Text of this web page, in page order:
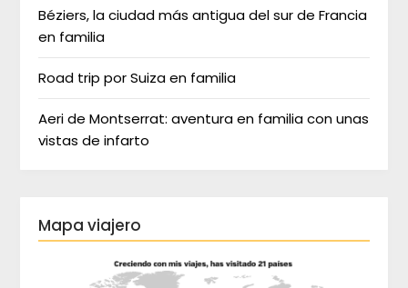
Béziers, la ciudad más antigua del sur de Francia
en familia
Road trip por Suiza en familia
Aeri de Montserrat: aventura en familia con unas
vistas de infarto
Mapa viajero